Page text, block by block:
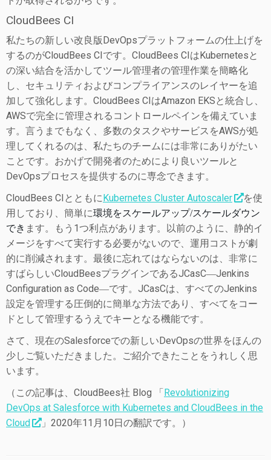
CloudBees CI
私たちの新しい改良版DevOpsプラットフォームの仕上げを
するのがCloudBees CIです。CloudBees CIはKubernetesと
の深い結合を活かしてツール管理者の管理作業を簡略化
し、セキュリティおよびコンプライアンスのレイヤーを追
加して強化します。CloudBees CIはAmazon EKSと統合し、
AWSで完全に管理されるコントロールペインを備えていま
す。言うまでもなく、多数のタスクやサービスをAWSが処
理してくれるのは、私たちのチームには非常にありがたい
ことです。おかげで開発者のためにより良いツールと
DevOpsプロセスを提供するのに専念できます。
CloudBees CIとともにKubernetes Cluster Autoscaler
を使
用しており、簡単に環境をスケールアップ/スケールダウン
でき ます。もう1つ利点があります。以前のように、静的イ
メージをすべて実行する必要がないので、運用コストが劇
的に削減されます。最後に忘れてはならないのは、非常に
すばらしいCloudBeesプラグインであるJCasC―Jenkins
Configuration as Code―です。JCasCは、すべてのJenkins
設定を管理する圧倒的に簡単な方法であり、すべてをコー
ドとして管理するうえでキーとなる機能です。
さて、現在のSalesforceでの新しいDevOpsの世界をほんの
少しご覧いただきました。ご紹介できたことをうれしく思
います。
（この記事は、CloudBees社 Blog 「Revolutionizing
DevOps at Salesforce with Kubernetes and CloudBees in the
Cloud
」2020年11月10日の翻訳です。）